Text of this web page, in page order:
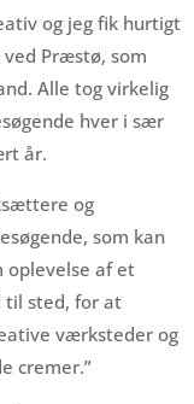
og jeg fik hurtigt
Præstø, som
Alle tog virkelig
hver i sær
år.
og
som kan
oplevelse af et
til sted, for at
værksteder og
cremer.”